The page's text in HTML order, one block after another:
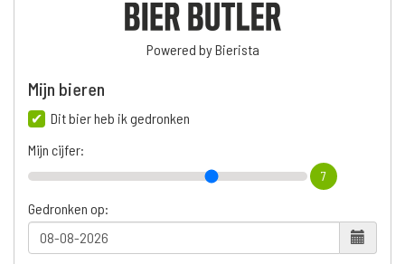
Powered by Bierista
Mijn bieren
Dit bier heb ik gedronken
Mijn cijfer:
7
Gedronken op: